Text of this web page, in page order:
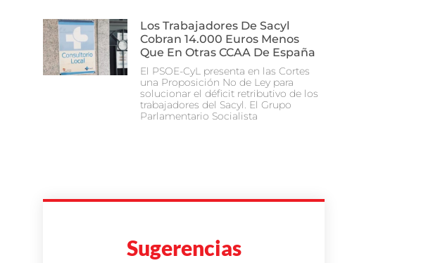
Los Trabajadores De Sacyl
Cobran 14.000 Euros Menos
Que En Otras CCAA De España
El PSOE-CyL presenta en las Cortes
una Proposición No de Ley para
solucionar el déficit retributivo de los
trabajadores del Sacyl. El Grupo
Parlamentario Socialista
Sugerencias